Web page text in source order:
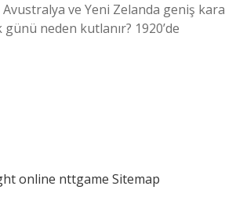
ve Yeni Zelanda geniş kara
neden kutlanır? 1920’de
online nttgame Sitemap